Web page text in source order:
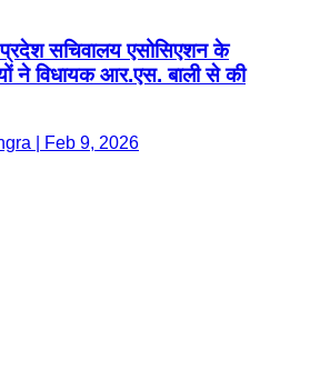
प्रदेश सचिवालय एसोसिएशन के
ने विधायक आर.एस. बाली से की
| Feb 9, 2026